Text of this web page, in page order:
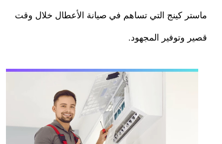
ماستر كينج التي تساهم في صيانة الأعطال خلال وقت
قصير وتوفير المجهود.